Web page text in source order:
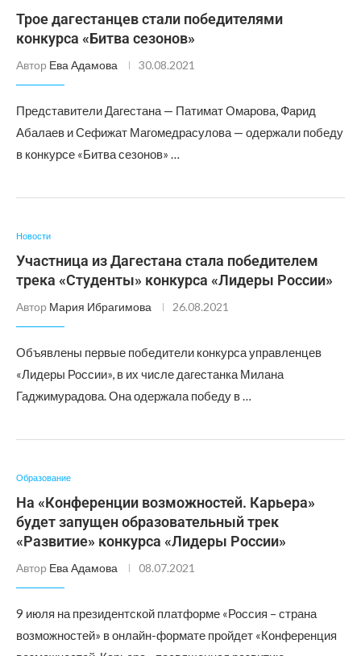
Трое дагестанцев стали победителями
конкурса «Битва сезонов»
Автор Ева Адамова 30.08.2021
Представители Дагестана — Патимат Омарова, Фарид
Абалаев и Сефижат Магомедрасулова — одержали победу
в конкурсе «Битва сезонов» …
Новости
Участница из Дагестана стала победителем
трека «Студенты» конкурса «Лидеры России»
Автор Мария Ибрагимова 26.08.2021
Объявлены первые победители конкурса управленцев
«Лидеры России», в их числе дагестанка Милана
Гаджимурадова. Она одержала победу в …
Образование
На «Конференции возможностей. Карьера»
будет запущен образовательный трек
«Развитие» конкурса «Лидеры России»
Автор Ева Адамова 08.07.2021
9 июля на президентской платформе «Россия – страна
возможностей» в онлайн-формате пройдет «Конференция